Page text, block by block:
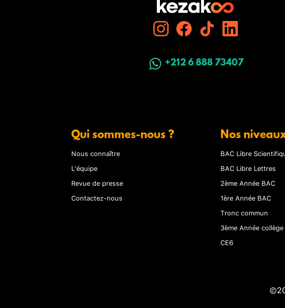
+212 6 888 73407
Qui sommes-nous ?
Nous connaître
L'équipe
Revue de presse
Contactez-nous
Nos
BAC Libre
BAC Libre Lettres
2ème Année BAC
1ère Année BAC
Tronc commun
3ème Année collège
CE6